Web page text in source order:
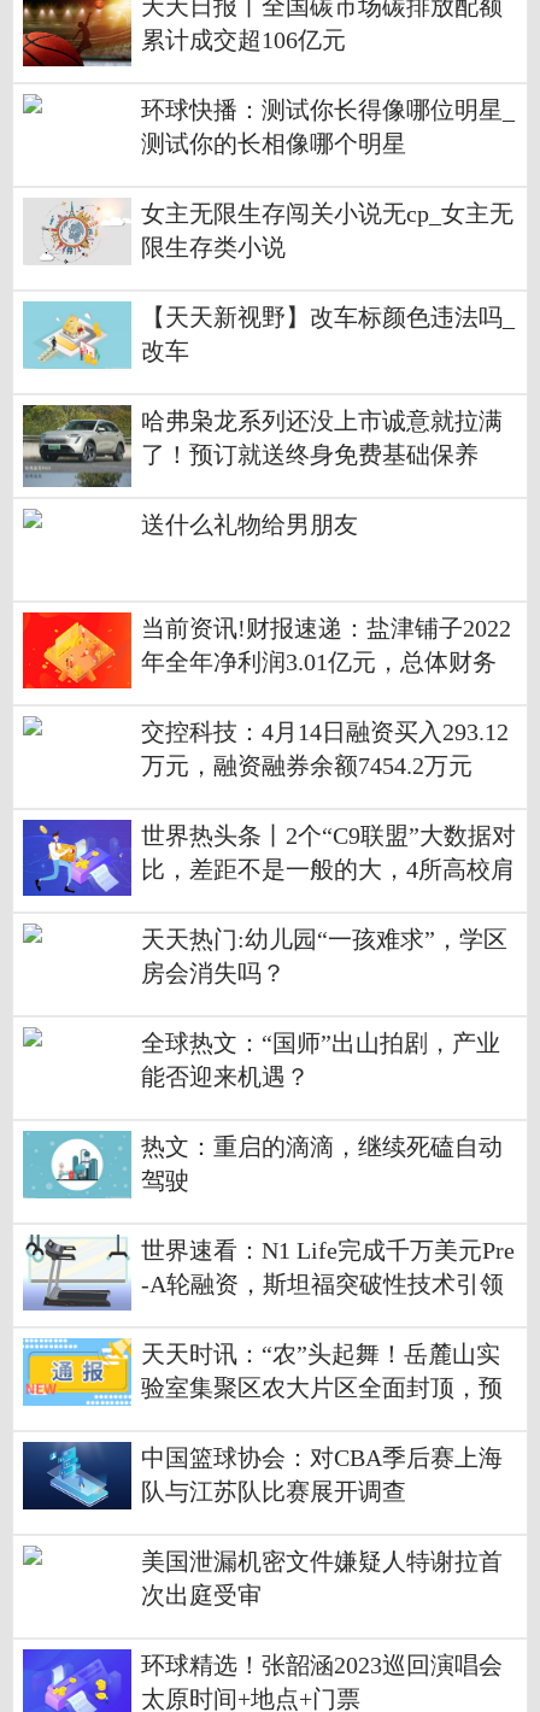
天天日报丨全国碳市场碳排放配额
累计成交超106亿元
环球快播：测试你长得像哪位明星_
测试你的长相像哪个明星
女主无限生存闯关小说无cp_女主无
限生存类小说
【天天新视野】改车标颜色违法吗_
改车
哈弗枭龙系列还没上市诚意就拉满
了！预订就送终身免费基础保养
送什么礼物给男朋友
当前资讯!财报速递：盐津铺子2022
年全年净利润3.01亿元，总体财务
交控科技：4月14日融资买入293.12
万元，融资融券余额7454.2万元
世界热头条丨2个“C9联盟”大数据对
比，差距不是一般的大，4所高校肩
天天热门:幼儿园“一孩难求”，学区
房会消失吗？
全球热文：“国师”出山拍剧，产业
能否迎来机遇？
热文：重启的滴滴，继续死磕自动
驾驶
世界速看：N1 Life完成千万美元Pre
-A轮融资，斯坦福突破性技术引领
媒体首发
天天时讯：“农”头起舞！岳麓山实
验室集聚区农大片区全面封顶，预
中国篮球协会：对CBA季后赛上海
队与江苏队比赛展开调查
美国泄漏机密文件嫌疑人特谢拉首
次出庭受审
环球精选！张韶涵2023巡回演唱会
太原时间+地点+门票